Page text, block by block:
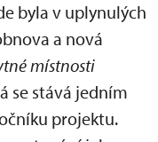
byla v uplynulých
a nová
místnosti
se stává jedním
projektu.